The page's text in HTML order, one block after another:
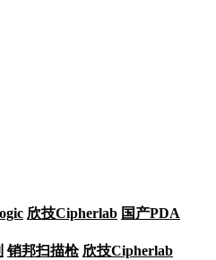
欣技Cipherlab 国产PDA
销邦扫描枪 欣技Cipherlab